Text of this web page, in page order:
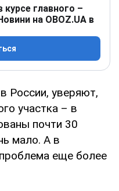
главного –
на OBOZ.UA в
России, уверяют,
участка – в
почти 30
мало. А в
еще более